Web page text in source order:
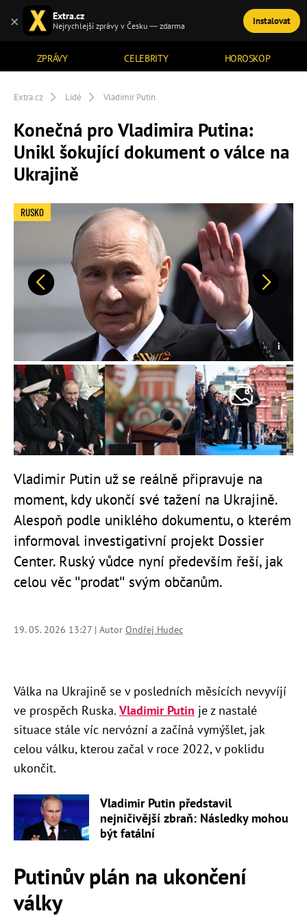
ZPRÁVY CELEBRITY HOROSKOP
TÉMATA
Extra.cz Lidé Vladimir Putin
Konečná pro Vladimira Putina:
Unikl šokující dokument o válce na
Ukrajině
Předchozí Další
RUSKO
Vladimir Putin už se reálně připravuje na
moment, kdy ukončí své tažení na Ukrajině.
Alespoň podle uniklého dokumentu, o kterém
informoval investigativní projekt Dossier
Center. Ruský vůdce nyní především řeší, jak
celou věc "prodat" svým občanům.
19. 05. 2026 13:27 | Autor Ondřej Hudec
Válka na Ukrajině se v posledních měsících nevyvíjí
ve prospěch Ruska. Vladimir Putin je z nastalé
situace stále víc nervózní a začíná vymýšlet, jak
celou válku, kterou začal v roce 2022, v poklidu
ukončit.
Vladimir Putin představil
nejničivější zbraň: Následky mohou
být fatální
Putinův plán na ukončení
války
× Extra.cz
Nejrychlejší zprávy v Česku — zdarma Instalovat